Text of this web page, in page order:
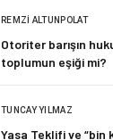
REMZI ALTUNPOLAT
Otoriter barışın
toplumun eşiği mi?
TUNCAY YILMAZ
Yasa Teklifi ve “bin